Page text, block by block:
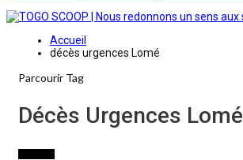
Accueil
décès urgences Lomé
Parcourir Tag
Décès Urgences Lomé